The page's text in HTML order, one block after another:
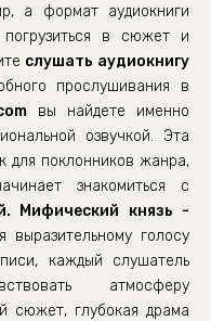
а формат аудиокниги
погрузиться в сюжет и
слушать аудиокнигу
прослушивания в
вы найдете именно
озвучкой. Эта
для поклонников жанра,
знакомиться с
Мифический князь -
выразительному голосу
каждый слушатель
атмосферу
сюжет, глубокая драма